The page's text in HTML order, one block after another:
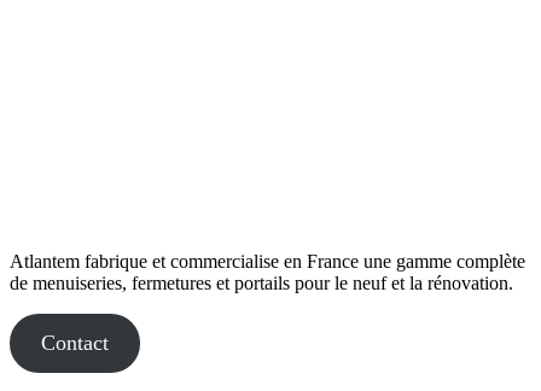
Atlantem fabrique et commercialise en France une gamme complète
de menuiseries, fermetures et portails pour le neuf et la rénovation.
Contact